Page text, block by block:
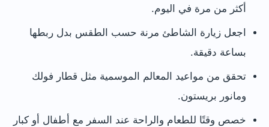
أكثر من مرة في اليوم.
اجعل زيارة الشاطئ مرنة حسب الطقس بدل ربطها
بساعة دقيقة.
تحقق من مواعيد المعالم الموسمية مثل قطار فولك
ومانور بريستون.
خصص وقتًا للطعام والراحة عند السفر مع أطفال أو كبار